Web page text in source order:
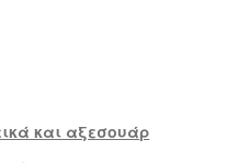
και αξεσουάρ